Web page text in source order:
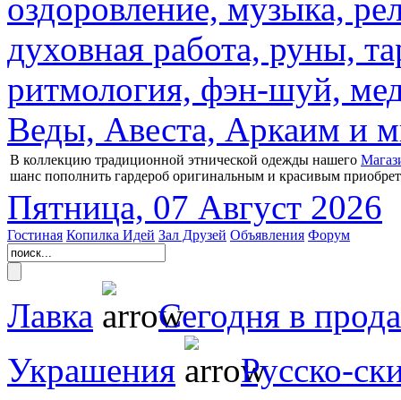
оздоровление, музыка,
духовная работа, руны,
ритмология, фэн-шуй,
Веды, Авеста, Аркаим и
В коллекцию традиционной этнической одежды нашего
шанс пополнить гардероб оригинальным и красивым
Пятница, 07 Август 2026
Гостиная Копилка Идей Зал Друзей Объявления Форум
Лавка
Сегодня в
Украшения
Русско-